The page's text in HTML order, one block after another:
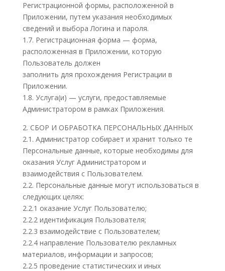
Регистрационной формы, расположенной в
Приложении, путем указания необходимых
сведений и выбора Логина и пароля.
1.7. Регистрационная форма — форма,
расположенная в Приложении, которую
Пользователь должен
заполнить для прохождения Регистрации в
Приложении.
1.8. Услуга(и) — услуги, предоставляемые
Администратором в рамках Приложения.
2. СБОР И ОБРАБОТКА ПЕРСОНАЛЬНЫХ ДАННЫХ
2.1. Администратор собирает и хранит только те
Персональные данные, которые необходимы для
оказания Услуг Администратором и
взаимодействия с Пользователем.
2.2. Персональные данные могут использоваться в
следующих целях:
2.2.1 оказание Услуг Пользователю;
2.2.2 идентификация Пользователя;
2.2.3 взаимодействие с Пользователем;
2.2.4 направление Пользователю рекламных
материалов, информации и запросов;
2.2.5 проведение статистических и иных